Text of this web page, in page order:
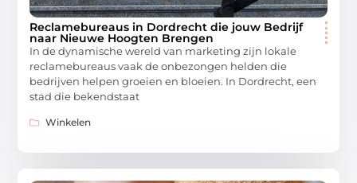
Reclamebureaus in Dordrecht die jouw Bedrijf
naar Nieuwe Hoogten Brengen
In de dynamische wereld van marketing zijn lokale
reclamebureaus vaak de onbezongen helden die
bedrijven helpen groeien en bloeien. In Dordrecht, een
stad die bekendstaat
Winkelen